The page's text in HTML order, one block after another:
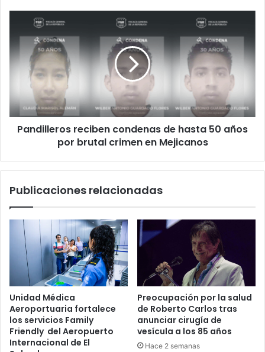
Pandilleros
reciben
condenas
de
hasta
por
brutal
crimen
Pandilleros reciben condenas de hasta 50 años
por brutal crimen en Mejicanos
Publicaciones relacionadas
Unidad Médica
Aeroportuaria fortalece
los servicios Family
Friendly del Aeropuerto
Internacional de El
Preocupación por la salud
de Roberto Carlos tras
anunciar cirugía de
vesícula a los 85 años
Hace 2 semanas